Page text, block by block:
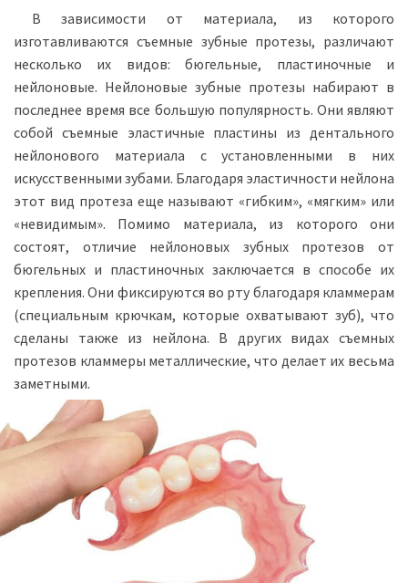
В зависимости от материала, из которого
изготавливаются съемные зубные протезы, различают
несколько их видов: бюгельные, пластиночные и
нейлоновые. Нейлоновые зубные протезы набирают в
последнее время все большую популярность. Они являют
собой съемные эластичные пластины из дентального
нейлонового материала с установленными в них
искусственными зубами. Благодаря эластичности нейлона
этот вид протеза еще называют «гибким», «мягким» или
«невидимым». Помимо материала, из которого они
состоят, отличие нейлоновых зубных протезов от
бюгельных и пластиночных заключается в способе их
крепления. Они фиксируются во рту благодаря кламмерам
(специальным крючкам, которые охватывают зуб), что
сделаны также из нейлона. В других видах съемных
протезов кламмеры металлические, что делает их весьма
заметными.